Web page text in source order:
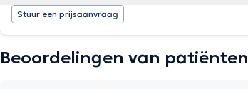
Stuur een prijsaanvraag
Beoordelingen van patiënten